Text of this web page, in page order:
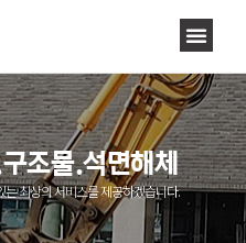
조물.석면해체
최상의 서비스를 제공하겠습니다.